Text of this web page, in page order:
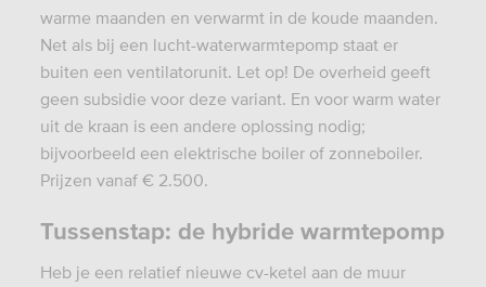
warme maanden en verwarmt in de koude maanden.
Net als bij een lucht-waterwarmtepomp staat er
buiten een ventilatorunit. Let op! De overheid geeft
geen subsidie voor deze variant. En voor warm water
uit de kraan is een andere oplossing nodig;
bijvoorbeeld een elektrische boiler of zonneboiler.
Prijzen vanaf € 2.500.
Tussenstap: de hybride warmtepomp
Heb je een relatief nieuwe cv-ketel aan de muur